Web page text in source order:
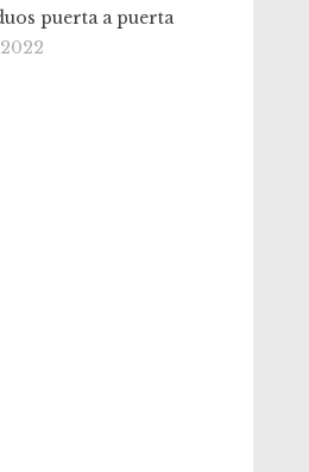
puerta a puerta